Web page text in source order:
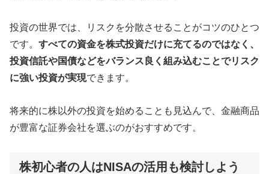
投資の世界では、リスクを分散させることがコツのひとつ
です。 すべての資金を株式投資だけに充てるのではなく、
投資信託や国債などをバランス良く組み込むことでリスク
に強い投資が実現できます。
将来的に株以外の投資を始めることも見込んで、金融商品
が豊富な証券会社を選ぶのがおすすめです。
株初心者の人はNISAの活用も検討しよう